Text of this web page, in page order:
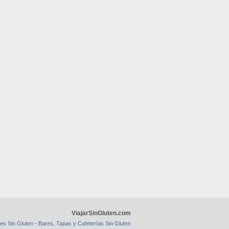
ViajarSinGluten.com
Sin Gluten - Bares, Tapas y Cafeterías Sin Gluten